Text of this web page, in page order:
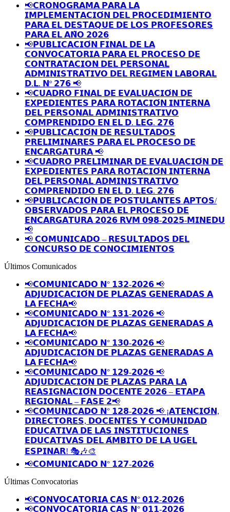
📢𝗖𝗥𝗢𝗡𝗢𝗚𝗥𝗔𝗠𝗔 𝗣𝗔𝗥𝗔 𝗟𝗔
𝗜𝗠𝗣𝗟𝗘𝗠𝗘𝗡𝗧𝗔𝗖𝗜𝗢́𝗡 𝗗𝗘𝗟 𝗣𝗥𝗢𝗖𝗘𝗗𝗜𝗠𝗜𝗘𝗡𝗧𝗢
𝗣𝗔𝗥𝗔 𝗘𝗟 𝗗𝗘𝗦𝗧𝗔𝗤𝗨𝗘 𝗗𝗘 𝗟𝗢𝗦 𝗣𝗥𝗢𝗙𝗘𝗦𝗢𝗥𝗘𝗦
𝗣𝗔𝗥𝗔 𝗘𝗟 𝗔𝗡̃𝗢 𝟮𝟬𝟮𝟲
📢𝗣𝗨𝗕𝗟𝗜𝗖𝗔𝗖𝗜𝗢́𝗡 𝗙𝗜𝗡𝗔𝗟 𝗗𝗘 𝗟𝗔
𝗖𝗢𝗡𝗩𝗢𝗖𝗔𝗧𝗢𝗥𝗜𝗔 𝗣𝗔𝗥𝗔 𝗘𝗟 𝗣𝗥𝗢𝗖𝗘𝗦𝗢 𝗗𝗘
𝗖𝗢𝗡𝗧𝗥𝗔𝗧𝗔𝗖𝗜𝗢𝗡 𝗗𝗘𝗟 𝗣𝗘𝗥𝗦𝗢𝗡𝗔𝗟
𝗔𝗗𝗠𝗜𝗡𝗜𝗦𝗧𝗥𝗔𝗧𝗜𝗩𝗢 𝗗𝗘𝗟 𝗥𝗘𝗚𝗜𝗠𝗘𝗡 𝗟𝗔𝗕𝗢𝗥𝗔𝗟
𝗗.𝗟. 𝗡º 𝟮𝟳𝟲 📢
📢𝗖𝗨𝗔𝗗𝗥𝗢 𝗙𝗜𝗡𝗔𝗟 𝗗𝗘 𝗘𝗩𝗔𝗟𝗨𝗔𝗖𝗜𝗢́𝗡 𝗗𝗘
𝗘𝗫𝗣𝗘𝗗𝗜𝗘𝗡𝗧𝗘𝗦 𝗣𝗔𝗥𝗔 𝗥𝗢𝗧𝗔𝗖𝗜𝗢́𝗡 𝗜𝗡𝗧𝗘𝗥𝗡𝗔
𝗗𝗘𝗟 𝗣𝗘𝗥𝗦𝗢𝗡𝗔𝗟 𝗔𝗗𝗠𝗜𝗡𝗜𝗦𝗧𝗥𝗔𝗧𝗜𝗩𝗢
𝗖𝗢𝗠𝗣𝗥𝗘𝗡𝗗𝗜𝗗𝗢 𝗘𝗡 𝗘𝗟 𝗗. 𝗟𝗘𝗚. 𝟮𝟳𝟲
📢𝗣𝗨𝗕𝗟𝗜𝗖𝗔𝗖𝗜𝗢́𝗡 𝗗𝗘 𝗥𝗘𝗦𝗨𝗟𝗧𝗔𝗗𝗢𝗦
𝗣𝗥𝗘𝗟𝗜𝗠𝗜𝗡𝗔𝗥𝗘𝗦 𝗣𝗔𝗥𝗔 𝗘𝗟 𝗣𝗥𝗢𝗖𝗘𝗦𝗢 𝗗𝗘
𝗘𝗡𝗖𝗔𝗥𝗚𝗔𝗧𝗨𝗥𝗔 📢
📢𝗖𝗨𝗔𝗗𝗥𝗢 𝗣𝗥𝗘𝗟𝗜𝗠𝗜𝗡𝗔𝗥 𝗗𝗘 𝗘𝗩𝗔𝗟𝗨𝗔𝗖𝗜𝗢́𝗡 𝗗𝗘
𝗘𝗫𝗣𝗘𝗗𝗜𝗘𝗡𝗧𝗘𝗦 𝗣𝗔𝗥𝗔 𝗥𝗢𝗧𝗔𝗖𝗜𝗢́𝗡 𝗜𝗡𝗧𝗘𝗥𝗡𝗔
𝗗𝗘𝗟 𝗣𝗘𝗥𝗦𝗢𝗡𝗔𝗟 𝗔𝗗𝗠𝗜𝗡𝗜𝗦𝗧𝗥𝗔𝗧𝗜𝗩𝗢
𝗖𝗢𝗠𝗣𝗥𝗘𝗡𝗗𝗜𝗗𝗢 𝗘𝗡 𝗘𝗟 𝗗. 𝗟𝗘𝗚. 𝟮𝟳𝟲
📢𝗣𝗨𝗕𝗟𝗜𝗖𝗔𝗖𝗜𝗢́𝗡 𝗗𝗘 𝗣𝗢𝗦𝗧𝗨𝗟𝗔𝗡𝗧𝗘𝗦 𝗔𝗣𝗧𝗢𝗦/
𝗢𝗕𝗦𝗘𝗥𝗩𝗔𝗗𝗢𝗦 𝗣𝗔𝗥𝗔 𝗘𝗟 𝗣𝗥𝗢𝗖𝗘𝗦𝗢 𝗗𝗘
𝗘𝗡𝗖𝗔𝗥𝗚𝗔𝗧𝗨𝗥𝗔 𝟮𝟬𝟮𝟲 𝗥𝗩𝗠 𝟬𝟵𝟴-𝟮𝟬𝟮𝟱-𝗠𝗜𝗡𝗘𝗗𝗨
📢
📢 𝗖𝗢𝗠𝗨𝗡𝗜𝗖𝗔𝗗𝗢 – 𝗥𝗘𝗦𝗨𝗟𝗧𝗔𝗗𝗢𝗦 𝗗𝗘𝗟
𝗖𝗢𝗡𝗖𝗨𝗥𝗦𝗢 𝗗𝗘 𝗖𝗢𝗡𝗢𝗖𝗜𝗠𝗜𝗘𝗡𝗧𝗢𝗦
Últimos Comunicados
📢𝗖𝗢𝗠𝗨𝗡𝗜𝗖𝗔𝗗𝗢 𝗡° 𝟭𝟯𝟮-𝟮𝟬𝟮𝟲 📢
𝗔𝗗𝗝𝗨𝗗𝗜𝗖𝗔𝗖𝗜𝗢́𝗡 𝗗𝗘 𝗣𝗟𝗔𝗭𝗔𝗦 𝗚𝗘𝗡𝗘𝗥𝗔𝗗𝗔𝗦 𝗔
𝗟𝗔 𝗙𝗘𝗖𝗛𝗔📢
📢𝗖𝗢𝗠𝗨𝗡𝗜𝗖𝗔𝗗𝗢 𝗡° 𝟭𝟯𝟭-𝟮𝟬𝟮𝟲 📢
𝗔𝗗𝗝𝗨𝗗𝗜𝗖𝗔𝗖𝗜𝗢́𝗡 𝗗𝗘 𝗣𝗟𝗔𝗭𝗔𝗦 𝗚𝗘𝗡𝗘𝗥𝗔𝗗𝗔𝗦 𝗔
𝗟𝗔 𝗙𝗘𝗖𝗛𝗔📢
📢𝗖𝗢𝗠𝗨𝗡𝗜𝗖𝗔𝗗𝗢 𝗡° 𝟭𝟯𝟬-𝟮𝟬𝟮𝟲 📢
𝗔𝗗𝗝𝗨𝗗𝗜𝗖𝗔𝗖𝗜𝗢́𝗡 𝗗𝗘 𝗣𝗟𝗔𝗭𝗔𝗦 𝗚𝗘𝗡𝗘𝗥𝗔𝗗𝗔𝗦 𝗔
𝗟𝗔 𝗙𝗘𝗖𝗛𝗔📢
📢𝗖𝗢𝗠𝗨𝗡𝗜𝗖𝗔𝗗𝗢 𝗡° 𝟭𝟮𝟵-𝟮𝟬𝟮𝟲 📢
𝗔𝗗𝗝𝗨𝗗𝗜𝗖𝗔𝗖𝗜𝗢́𝗡 𝗗𝗘 𝗣𝗟𝗔𝗭𝗔𝗦 𝗣𝗔𝗥𝗔 𝗟𝗔
𝗥𝗘𝗔𝗦𝗜𝗚𝗡𝗔𝗖𝗜𝗢́𝗡 𝗗𝗢𝗖𝗘𝗡𝗧𝗘 𝟮𝟬𝟮𝟲 – 𝗘𝗧𝗔𝗣𝗔
𝗥𝗘𝗚𝗜𝗢𝗡𝗔𝗟 – 𝗙𝗔𝗦𝗘 𝟮📢
📢𝗖𝗢𝗠𝗨𝗡𝗜𝗖𝗔𝗗𝗢 𝗡° 𝟭𝟮𝟴-𝟮𝟬𝟮𝟲 📢 ¡𝗔𝗧𝗘𝗡𝗖𝗜𝗢́𝗡,
𝗗𝗜𝗥𝗘𝗖𝗧𝗢𝗥𝗘𝗦, 𝗗𝗢𝗖𝗘𝗡𝗧𝗘𝗦 𝗬 𝗖𝗢𝗠𝗨𝗡𝗜𝗗𝗔𝗗
𝗘𝗗𝗨𝗖𝗔𝗧𝗜𝗩𝗔 𝗗𝗘 𝗟𝗔𝗦 𝗜𝗡𝗦𝗧𝗜𝗧𝗨𝗖𝗜𝗢𝗡𝗘𝗦
𝗘𝗗𝗨𝗖𝗔𝗧𝗜𝗩𝗔𝗦 𝗗𝗘𝗟 𝗔́𝗠𝗕𝗜𝗧𝗢 𝗗𝗘 𝗟𝗔 𝗨𝗚𝗘𝗟
𝗘𝗦𝗣𝗜𝗡𝗔𝗥! 🎭🎶🎨
📢𝗖𝗢𝗠𝗨𝗡𝗜𝗖𝗔𝗗𝗢 𝗡° 𝟭𝟮𝟳-𝟮𝟬𝟮𝟲
Últimas Convocatorias
📢𝗖𝗢𝗡𝗩𝗢𝗖𝗔𝗧𝗢𝗥𝗜𝗔 𝗖𝗔𝗦 𝗡° 𝟬𝟭𝟮-𝟮𝟬𝟮𝟲
📢𝗖𝗢𝗡𝗩𝗢𝗖𝗔𝗧𝗢𝗥𝗜𝗔 𝗖𝗔𝗦 𝗡° 𝟬𝟭𝟭-𝟮𝟬𝟮𝟲